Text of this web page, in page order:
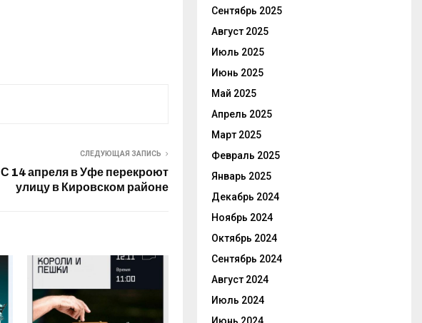
СЛЕДУЮЩАЯ ЗАПИСЬ
С 14 апреля в Уфе перекроют
улицу в Кировском районе
Сентябрь 2025
Август 2025
Июль 2025
Июнь 2025
Май 2025
Апрель 2025
Март 2025
Февраль 2025
Январь 2025
Декабрь 2024
Ноябрь 2024
Октябрь 2024
Сентябрь 2024
Август 2024
Июль 2024